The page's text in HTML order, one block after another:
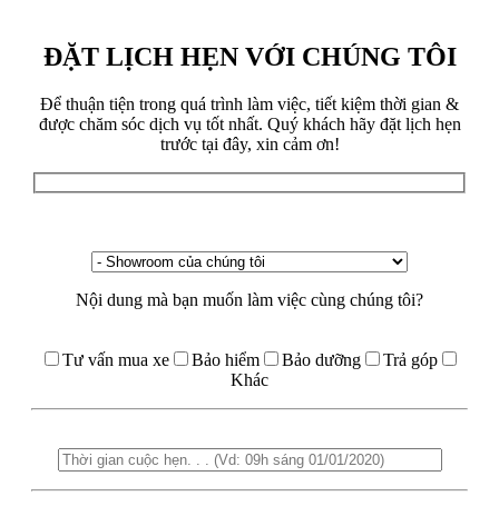
ĐẶT LỊCH HẸN VỚI CHÚNG TÔI
Để thuận tiện trong quá trình làm việc, tiết kiệm thời gian &
được chăm sóc dịch vụ tốt nhất. Quý khách hãy đặt lịch hẹn
trước tại đây, xin cảm ơn!
Nội dung mà bạn muốn làm việc cùng chúng tôi?
Tư vấn mua xe Bảo hiểm Bảo dưỡng
Trả góp
Khác